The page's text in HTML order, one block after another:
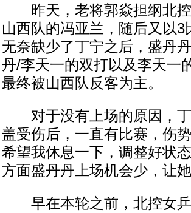
昨天，老将郭焱担纲北控
山西队的冯亚兰，随后又以
无奈缺少了丁宁之后，盛丹
丹/李天一的双打以及李天一
最终被山西队反客为主。
对于没有上场的原因，丁
盖受伤后，一直有比赛，伤
希望我休息一下，调整好状
方面盛丹丹上场机会少，让
早在本轮之前，北控女乒